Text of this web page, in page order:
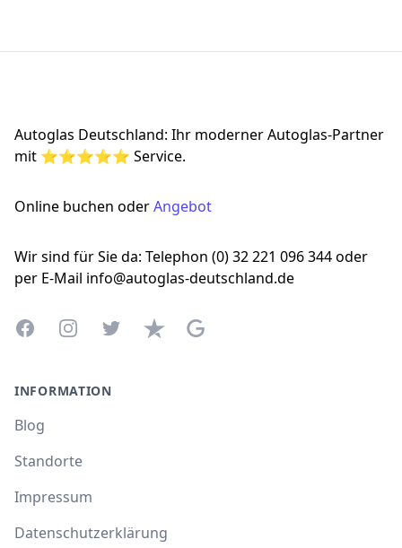
Autoglas Deutschland: Ihr moderner Autoglas-Partner
mit ⭐⭐⭐⭐⭐ Service.
Online buchen oderAngebot
Wir sind für Sie da: Telephon (0) 32 221 096 344 oder
per E-Mail info@autoglas-deutschland.de
FacebookInstagramTwitterTrustpilotGoogle Business Profile
INFORMATION
Blog
Standorte
Impressum
Datenschutzerklärung